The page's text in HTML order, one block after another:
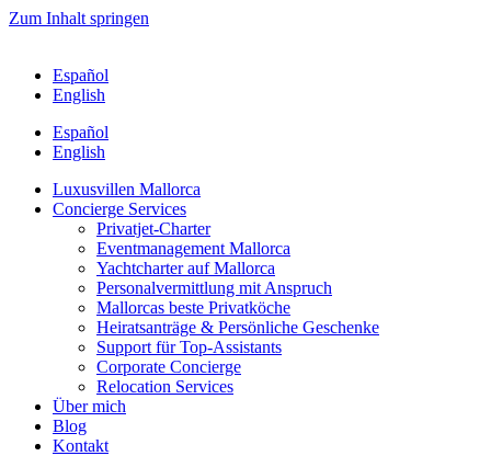
Zum Inhalt springen
Español
English
Español
English
Luxusvillen Mallorca
Concierge Services
Privatjet-Charter
Eventmanagement Mallorca
Yachtcharter auf Mallorca
Personalvermittlung mit Anspruch
Mallorcas beste Privatköche
Heiratsanträge & Persönliche Geschenke
Support für Top-Assistants
Corporate Concierge
Relocation Services
Über mich
Blog
Kontakt